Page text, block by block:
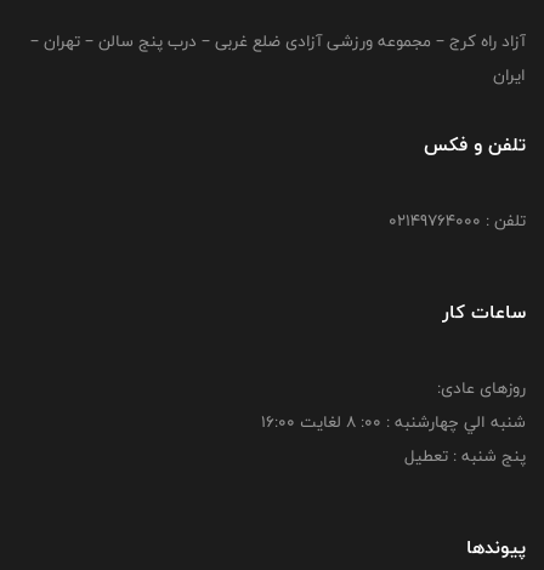
آزاد راه کرج – مجموعه ورزشی آزادی ضلع غربی – درب پنج سالن – تهران –
ایران
تلفن و فکس
تلفن : 02149764000
ساعات کار
روزهای عادی:
شنبه الي چهارشنبه : 00: 8 لغايت 16:00
پنج شنبه : تعطیل
پیوندها